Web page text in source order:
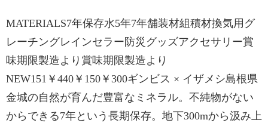
MATERIALS7年保存水5年7年舗装材組積材換気用グ
レーチングレインセラー防災グッズアクセサリー賞
味期限製造より賞味期限製造より
NEW151￥440￥150￥300ギンビス × イザメシ島根県
金城の自然が育んだ豊富なミネラル。不純物がない
からできる7年という長期保存。地下300mから汲み上